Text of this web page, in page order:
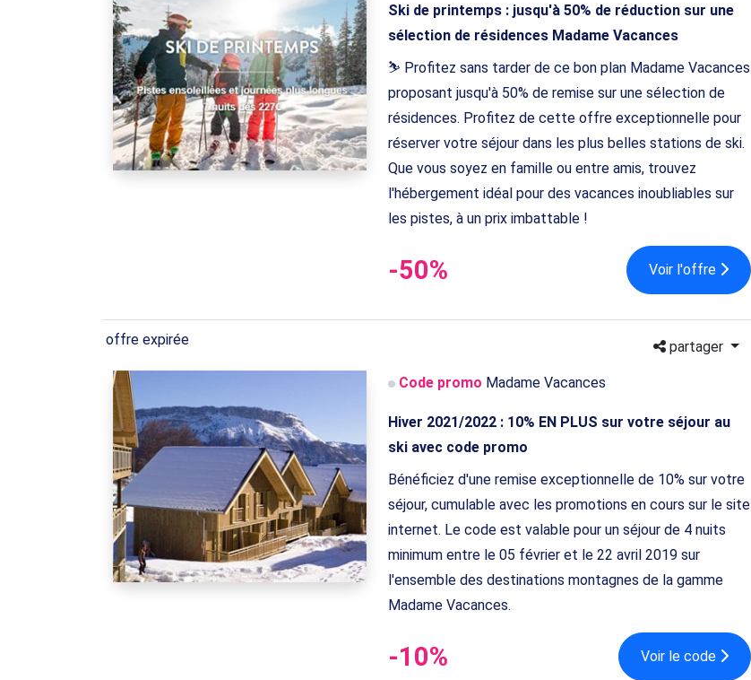
Ski de printemps : jusqu'à 50% de réduction sur une
sélection de résidences Madame Vacances
⛷ Profitez sans tarder de ce bon plan Madame Vacances
proposant jusqu'à 50% de remise sur une sélection de
résidences. Profitez de cette offre exceptionnelle pour
réserver votre séjour dans les plus belles stations de ski.
Que vous soyez en famille ou entre amis, trouvez
l'hébergement idéal pour des vacances inoubliables sur
les pistes, à un prix imbattable !
-50% Voir l'offre
offre expirée partager
Code promo Madame Vacances
Hiver 2021/2022 : 10% EN PLUS sur votre séjour au
ski avec code promo
Bénéficiez d'une remise exceptionnelle de 10% sur votre
séjour, cumulable avec les promotions en cours sur le site
internet. Le code est valable pour un séjour de 4 nuits
minimum entre le 05 février et le 22 avril 2019 sur
l'ensemble des destinations montagnes de la gamme
Madame Vacances.
-10% Voir le code